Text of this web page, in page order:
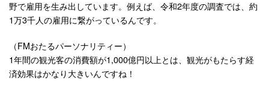
野で雇用を生み出しています。例えば、令和2年度の調査では、約
1万3千人の雇用に繋がっているんです。
（FMおたるパーソナリティー）
1年間の観光客の消費額が1,000億円以上とは、観光がもたらす経
済効果はかなり大きいんですね！